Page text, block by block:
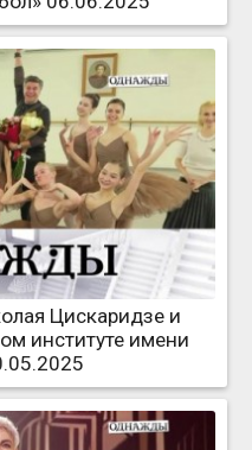
Цискаридзе и
институте имени